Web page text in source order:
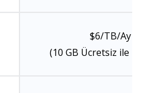
$6/TB/Ay
(10 GB Ücretsiz ile